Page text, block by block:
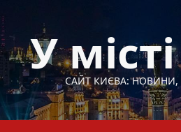
до
вмістуУ САЙТ КИЄВА: НОВИНИ,